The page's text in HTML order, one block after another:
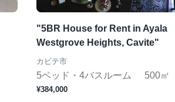
"5BR House for Rent in Ayala
Westgrove Heights, Cavite"
カビテ市
5ベッド・4バスルーム 500㎡
¥384,000